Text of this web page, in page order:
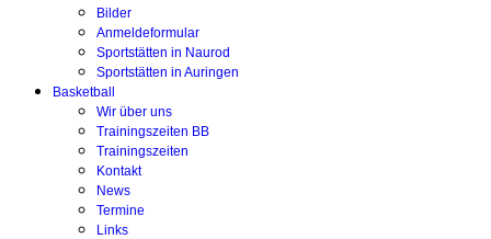
Bilder
Anmeldeformular
Sportstätten in Naurod
Sportstätten in Auringen
Basketball
Wir über uns
Trainingszeiten BB
Trainingszeiten
Kontakt
News
Termine
Links